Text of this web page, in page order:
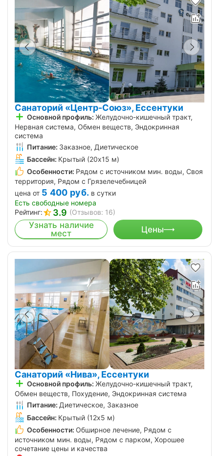
Санаторий «Центр-Союз», Ессентуки
Основной профиль: Желудочно-кишечный тракт,
Нервная система, Обмен веществ, Эндокринная
система
Питание: Заказное, Диетическое
Бассейн: Крытый (20х15 м)
Особенности: Рядом с источником мин. воды, Своя
территория, Рядом с Грязелечебницей
цена от 5 400 руб. в сутки
Есть свободные номера
Рейтинг:
3.9 (Отзывов: 16)
Узнать наличие
мест
Цены
Санаторий «Нива», Ессентуки
Основной профиль: Желудочно-кишечный тракт,
Обмен веществ, Похудение, Эндокринная система
Питание: Диетическое, Заказное
Бассейн: Крытый (12х5 м)
Особенности: Обширное лечение, Рядом с
источником мин. воды, Рядом с парком, Хорошее
сочетание цены и качества